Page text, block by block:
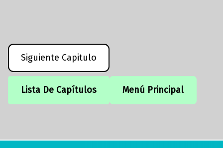
Siguiente Capitulo
Lista De Capítulos Menú Principal
Navegación de entradas